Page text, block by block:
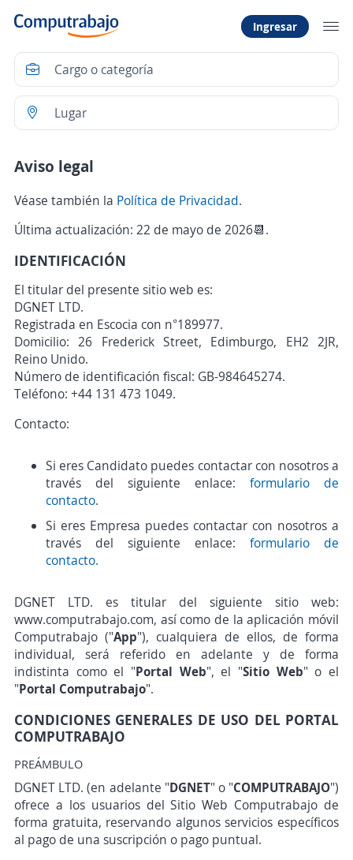
Ingresar
Aviso legal
Véase también la Política de Privacidad.
Última actualización: 22 de mayo de 2026📆.
IDENTIFICACIÓN
El titular del presente sitio web es:
DGNET LTD.
Registrada en Escocia con n°189977.
Domicilio: 26 Frederick Street, Edimburgo, EH2 2JR,
Reino Unido.
Número de identificación fiscal: GB-984645274.
Teléfono: +44 131 473 1049.
Contacto:
Si eres Candidato puedes contactar con nosotros a
través del siguiente enlace: formulario de
contacto.
Si eres Empresa puedes contactar con nosotros a
través del siguiente enlace: formulario de
contacto.
DGNET LTD. es titular del siguiente sitio web:
www.computrabajo.com, así como de la aplicación móvil
Computrabajo ("App"), cualquiera de ellos, de forma
individual, será referido en adelante y de forma
indistinta como el "Portal Web", el "Sitio Web" o el
"Portal Computrabajo".
CONDICIONES GENERALES DE USO DEL PORTAL
COMPUTRABAJO
PREÁMBULO
DGNET LTD. (en adelante "DGNET" o "COMPUTRABAJO")
ofrece a los usuarios del Sitio Web Computrabajo de
forma gratuita, reservando algunos servicios específicos
al pago de una suscripción o pago puntual.